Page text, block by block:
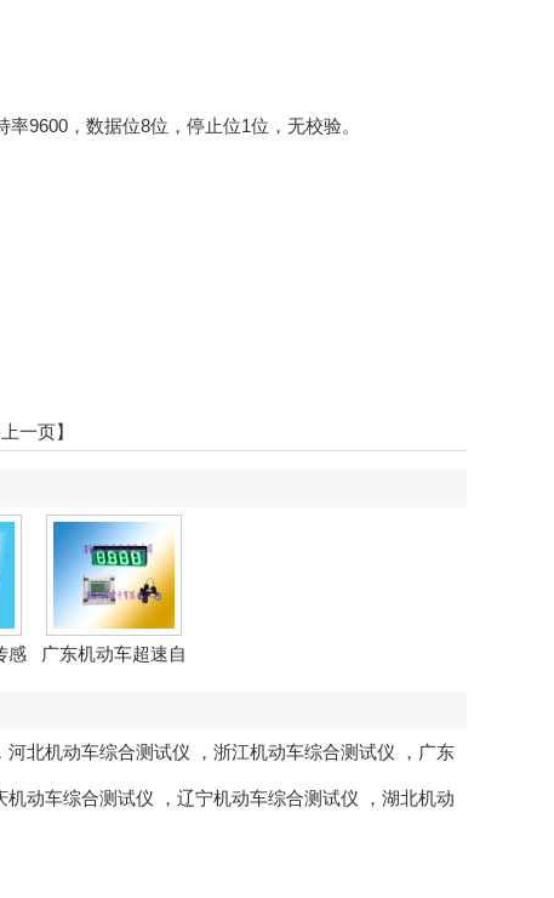
9600，数据位8位，停止位1位，无校验。
一页】
感
广东机动车超速自
河北机动车综合测试仪 ， 浙江机动车综合测试仪 ， 广东
机动车综合测试仪 ， 辽宁机动车综合测试仪 ， 湖北机动